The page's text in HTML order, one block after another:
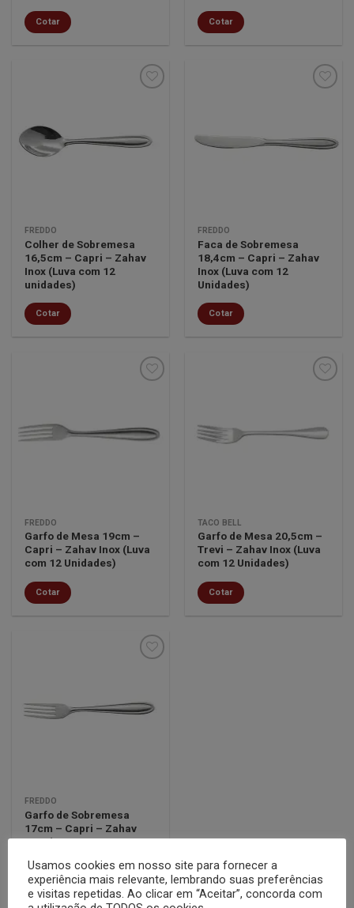
Cotar Cotar
lista de
FREDDO
Colher de Sobremesa
16,5cm – Capri – Zahav
Inox (Luva com 12
unidades)
Cotar
lista de
FREDDO
Faca de Sobremesa
18,4cm – Capri – Zahav
Inox (Luva com 12
Unidades)
Cotar
lista de
FREDDO
Garfo de Mesa 19cm –
Capri – Zahav Inox (Luva
com 12 Unidades)
Cotar
lista de
TACO BELL
Garfo de Mesa 20,5cm –
Trevi – Zahav Inox (Luva
com 12 Unidades)
Cotar
Minha
lista de
FREDDO
Garfo de Sobremesa
17cm – Capri – Zahav
Inox (Luva com 12
Cotar
Usamos cookies em nosso site para fornecer a
experiência mais relevante, lembrando suas preferências
e visitas repetidas. Ao clicar em “Aceitar”, concorda com